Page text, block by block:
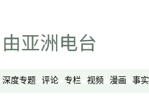
深度专题 评论 专栏 视频 漫画 事